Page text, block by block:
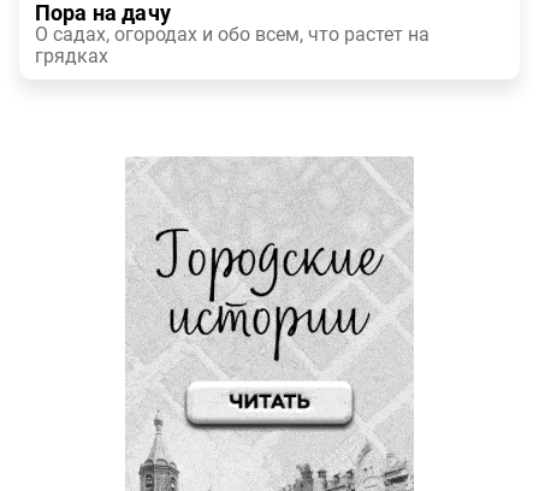
Пора на дачу
О садах, огородах и обо всем, что растет на
грядках